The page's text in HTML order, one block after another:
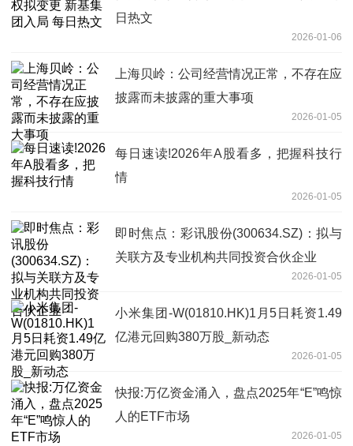
日热文
2026-01-06
上海贝岭：公司经营情况正常，不存在应
披露而未披露的重大事项
2026-01-05
每日速读!2026年A股看多，把握科技行
情
2026-01-05
即时焦点：彩讯股份(300634.SZ)：拟与
关联方及专业机构共同投资合伙企业
2026-01-05
小米集团-W(01810.HK)1月5日耗资1.49
亿港元回购380万股_新动态
2026-01-05
快报:万亿资金涌入，盘点2025年“E”鸣惊
人的ETF市场
2026-01-05